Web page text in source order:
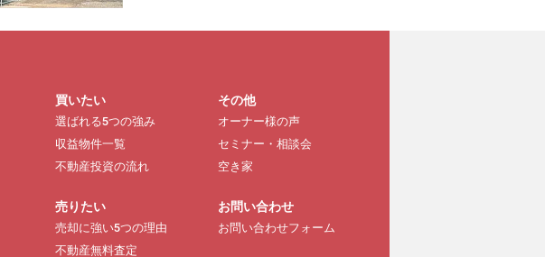
買いたい
選ばれる5つの強み
収益物件一覧
不動産投資の流れ
売りたい
売却に強い5つの理由
不動産無料査定
その他
オーナー様の声
セミナー・相談会
空き家
お問い合わせ
お問い合わせフォーム